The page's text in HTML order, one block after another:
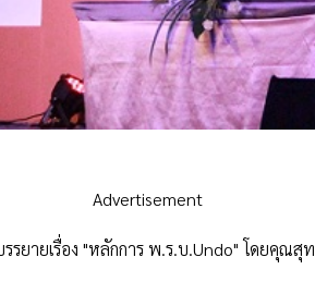
Advertisement
รยายเรื่อง "หลักการ พ.ร.บ.Undo" โดยคุณ